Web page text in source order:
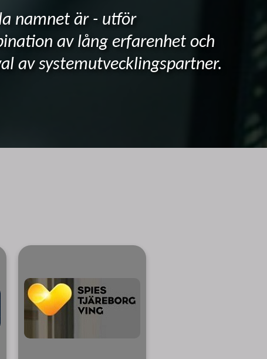
namnet är - utför
av lång erfarenhet och
av systemutvecklingspartner.